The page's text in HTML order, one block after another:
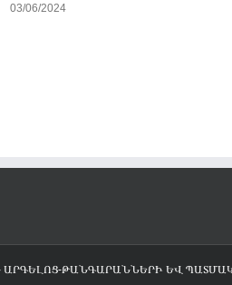
03/06/2024
ԱՐԳԵԼՈՑ-ԹԱՆԳԱՐԱՆՆԵՐԻ ԵՎ